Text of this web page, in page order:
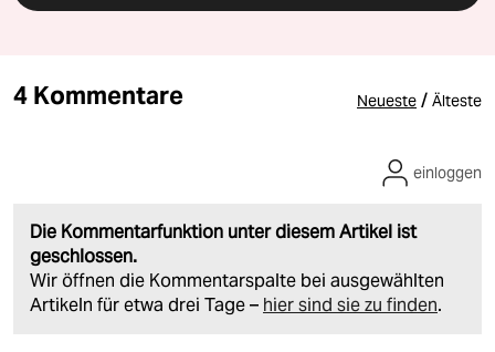
4 Kommentare Neueste / Älteste
Die Kommentarfunktion unter diesem Artikel ist
geschlossen.
Wir öffnen die Kommentarspalte bei ausgewählten
Artikeln für etwa drei Tage – hier sind sie zu finden.
einloggen